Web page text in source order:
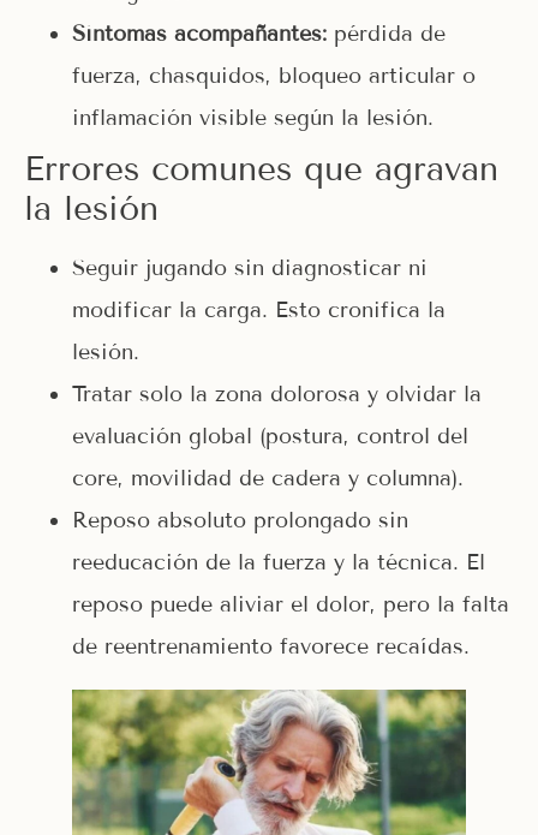
Síntomas acompañantes: pérdida de
fuerza, chasquidos, bloqueo articular o
inflamación visible según la lesión.
Errores comunes que agravan
la lesión
Seguir jugando sin diagnosticar ni
modificar la carga. Esto cronifica la
lesión.
Tratar solo la zona dolorosa y olvidar la
evaluación global (postura, control del
core, movilidad de cadera y columna).
Reposo absoluto prolongado sin
reeducación de la fuerza y la técnica. El
reposo puede aliviar el dolor, pero la falta
de reentrenamiento favorece recaídas.